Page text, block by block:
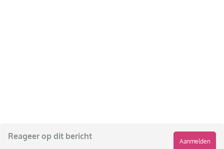
Reageer op dit bericht
Aanmelden